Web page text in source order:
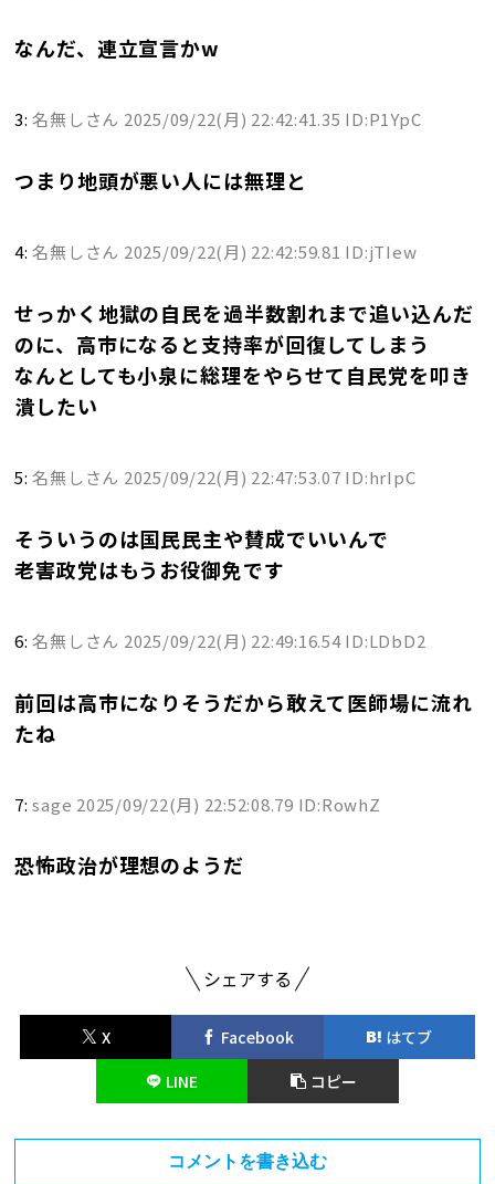
なんだ、連立宣言かw
3:名無しさん 2025/09/22(月) 22:42:41.35 ID:P1YpC
つまり地頭が悪い人には無理と
4:名無しさん 2025/09/22(月) 22:42:59.81 ID:jTIew
せっかく地獄の自民を過半数割れまで追い込んだ
のに、高市になると支持率が回復してしまう
なんとしても小泉に総理をやらせて自民党を叩き
潰したい
5:名無しさん 2025/09/22(月) 22:47:53.07 ID:hrIpC
そういうのは国民民主や賛成でいいんで
老害政党はもうお役御免です
6:名無しさん 2025/09/22(月) 22:49:16.54 ID:LDbD2
前回は高市になりそうだから敢えて医師場に流れ
たね
7:sage 2025/09/22(月) 22:52:08.79 ID:RowhZ
恐怖政治が理想のようだ
シェアする
X Facebook
はてブ
LINE
コピー
コメントを書き込む